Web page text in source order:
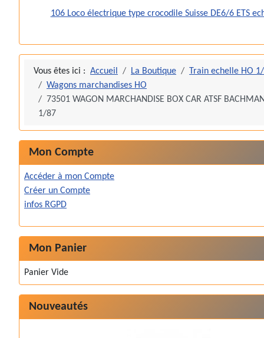
106 Loco électrique type crocodile Suisse DE6/6 ETS
Vous êtes ici : Accueil La Boutique
Train echelle HO
Wagons marchandises HO
73501 WAGON MARCHANDISE BOX CAR ATSF
1/87
Mon Compte
Accéder à mon Compte
Créer un Compte
infos RGPD
Mon Panier
Panier Vide
Nouveautés